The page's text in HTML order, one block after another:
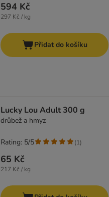
594 Kč
297 Kč / kg
Přidat do košíku
Lucky Lou Adult 300 g
drůbež a hmyz
65 Kč
217 Kč / kg
Rating: 5/5 (1)